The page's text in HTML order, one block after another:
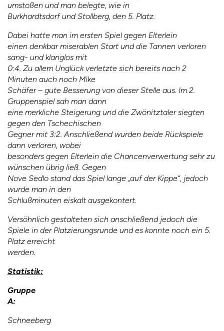
umstoßen und man belegte, wie in
Burkhardtsdorf und Stollberg, den 5. Platz.
Dabei hatte man im ersten Spiel gegen Elterlein
einen denkbar miserablen Start und die Tannen verloren
sang- und klanglos mit
0:4. Zu allem Unglück verletzte sich bereits nach 2
Minuten auch noch Mike
Schäfer – gute Besserung von dieser Stelle aus. Im 2.
Gruppenspiel sah man dann
eine merkliche Steigerung und die Zwönitztaler siegten
gegen den Tschechischen
Gegner mit 3:2. Anschließend wurden beide Rückspiele
dann verloren, wobei
besonders gegen Elterlein die Chancenverwertung sehr zu
wünschen übrig ließ. Gegen
Nove Sedlo stand das Spiel lange „auf der Kippe“, jedoch
wurde man in den
Schlußminuten eiskalt ausgekontert.
Versöhnlich gestalteten sich anschließend jedoch die
Spiele in der Platzierungsrunde und es konnte noch ein 5.
Platz erreicht
werden.
Statistik:
Gruppe
A:
Schneeberg